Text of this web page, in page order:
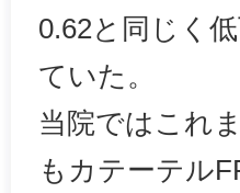
0.62と同じく
ていた。
当院ではこれ
もカテーテル